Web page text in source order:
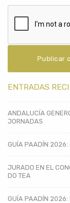
ENTRADAS
ANDALUCÍA
JORNADAS
GUÍA PAADÍN 2026:
JURADO EN EL
DO TEA
GUÍA PAADÍN 2026: